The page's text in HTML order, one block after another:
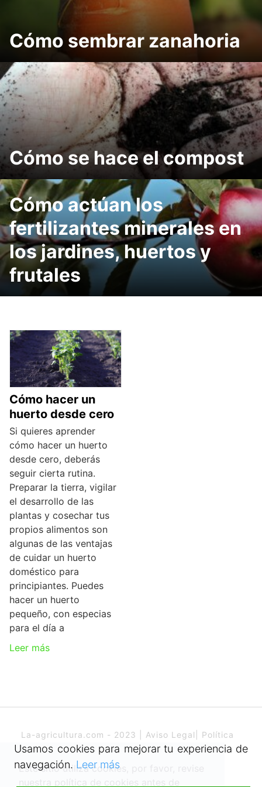
Cómo sembrar zanahoria
Cómo se hace el compost
Cómo actúan los
fertilizantes minerales en
los jardines, huertos y
frutales
Cómo hacer un
huerto desde cero
Si quieres aprender
cómo hacer un huerto
desde cero, deberás
seguir cierta rutina.
Preparar la tierra, vigilar
el desarrollo de las
plantas y cosechar tus
propios alimentos son
algunas de las ventajas
de cuidar un huerto
doméstico para
principiantes. Puedes
hacer un huerto
pequeño, con especias
para el día a
Leer más
La-agricultura.com - 2023 | Aviso Legal
Política
de cookies
Usamos cookies para mejorar tu experiencia de
navegación. Leer más
Este sitio utiliza cookies, por favor, revise